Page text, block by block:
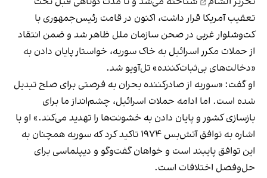
تعقیب آمریکا قرار داشت، اکنون در قامت رئیس‌جمهوری با
کت‌وشلوار غربی در صحن سازمان ملل ظاهر شد و ضمن انتقاد
از حملات مکرر اسرائیل به خاک سوریه، خواستار پایان دادن به
«دخالت‌های بی‌ثبات‌کننده» تل‌آویو شد.
او گفت: «سوریه از صادرکننده بحران به فرصتی برای صلح تبدیل
شده است. اما ادامه حملات اسرائیل، چشم‌انداز ما برای
بازسازی کشور و پایان دادن به خشونت‌ها را تهدید می‌کند.» او با
اشاره به توافق آتش‌بس ۱۹۷۴ تاکید کرد که سوریه همچنان به
این توافق پایبند است و خواهان گفت‌وگو و دیپلماسی برای
حل‌وفصل اختلافات است.